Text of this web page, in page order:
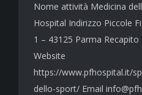
Nome attività Medicina
Hospital Indirizzo Piccole
1 – 43125 Parma Recapito
Website
https://www.pfhospital.it/
dello-sport/ Email